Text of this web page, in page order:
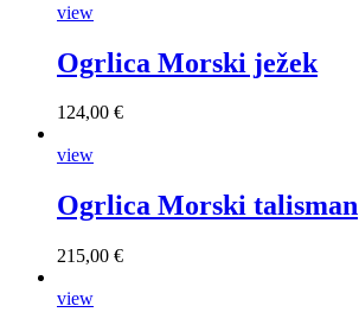
view
Ogrlica Morski ježek
124,00 €
view
Ogrlica Morski talisman
215,00 €
view